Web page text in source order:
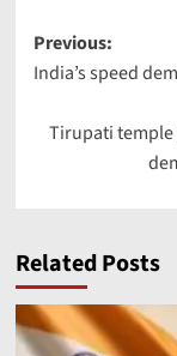
Post
Previous:
India’s speed
Tirupati
Related Posts